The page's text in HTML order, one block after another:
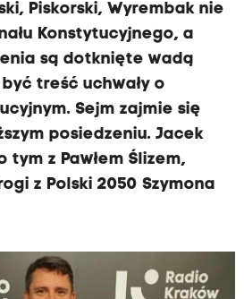
Piskorski, Wyrembak nie
Konstytucyjnego, a
są dotknięte wadą
treść uchwały o
Sejm zajmie się
posiedzeniu. Jacek
tym z Pawłem Ślizem,
z Polski 2050 Szymona